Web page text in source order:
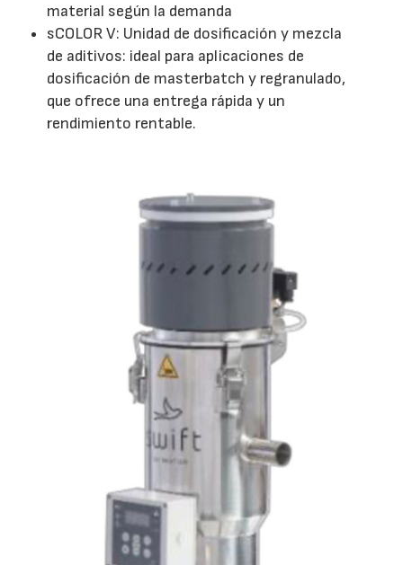
material según la demanda
sCOLOR V: Unidad de dosificación y mezcla
de aditivos: ideal para aplicaciones de
dosificación de masterbatch y regranulado,
que ofrece una entrega rápida y un
rendimiento rentable.